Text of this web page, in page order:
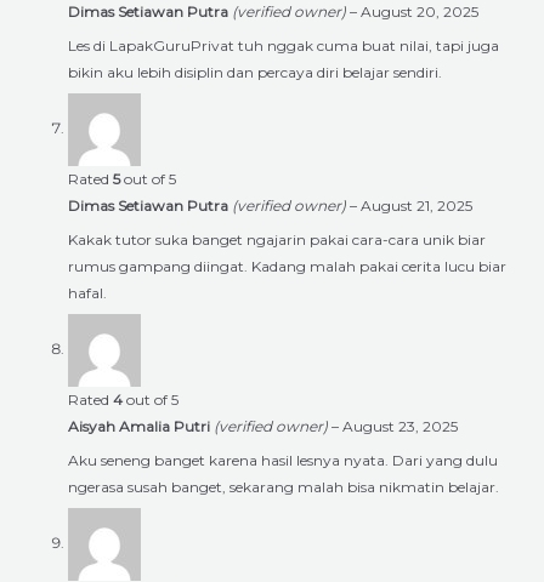
Dimas Setiawan Putra (verified owner) – August 20, 2025
Les di LapakGuruPrivat tuh nggak cuma buat nilai, tapi juga
bikin aku lebih disiplin dan percaya diri belajar sendiri.
Rated 5out of 5
Dimas Setiawan Putra (verified owner) – August 21, 2025
Kakak tutor suka banget ngajarin pakai cara-cara unik biar
rumus gampang diingat. Kadang malah pakai cerita lucu biar
hafal.
Rated 4 out of 5
Aisyah Amalia Putri (verified owner) – August 23, 2025
Aku seneng banget karena hasil lesnya nyata. Dari yang dulu
ngerasa susah banget, sekarang malah bisa nikmatin belajar.